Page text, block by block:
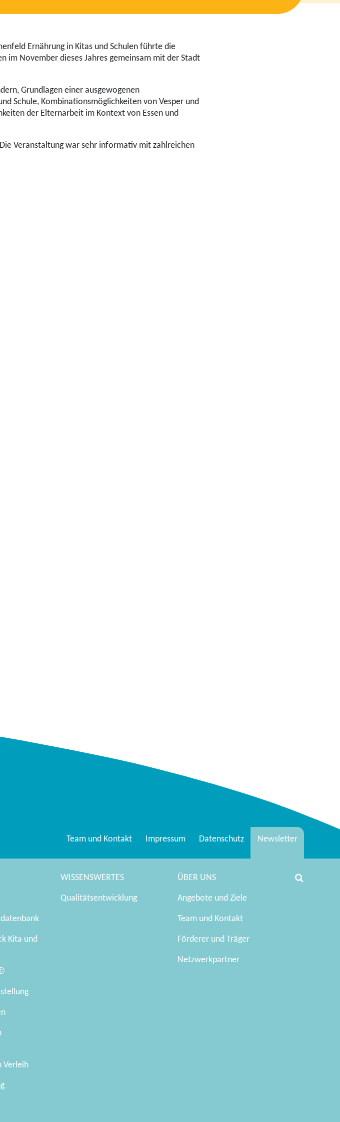
Ernährung in Kitas und Schulen führte die
im November dieses Jahres gemeinsam mit der Stadt
Grundlagen einer ausgewogenen
Schule, Kombinationsmöglichkeiten von Vesper und
der Elternarbeit im Kontext von Essen und
Veranstaltung war sehr informativ mit zahlreichen
Team und Kontakt Impressum Datenschutz Newsletter
Kita und
Verleih
WISSENSWERTES
Qualitätsentwicklung
ÜBER UNS
Angebote und Ziele
Team und Kontakt
Förderer und Träger
Netzwerkpartner